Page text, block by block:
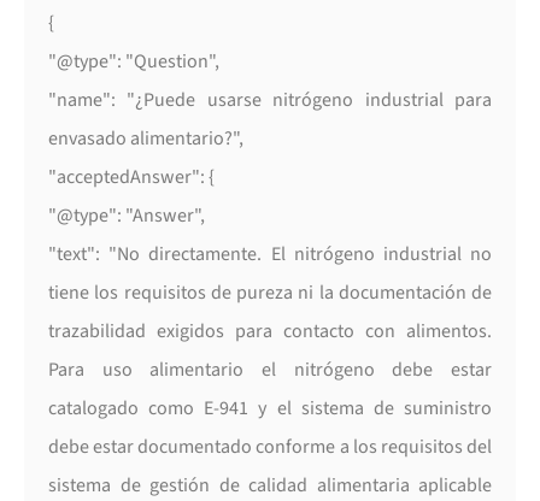
{
"@type": "Question",
"name": "¿Puede usarse nitrógeno industrial para
envasado alimentario?",
"acceptedAnswer": {
"@type": "Answer",
"text": "No directamente. El nitrógeno industrial no
tiene los requisitos de pureza ni la documentación de
trazabilidad exigidos para contacto con alimentos.
Para uso alimentario el nitrógeno debe estar
catalogado como E-941 y el sistema de suministro
debe estar documentado conforme a los requisitos del
sistema de gestión de calidad alimentaria aplicable